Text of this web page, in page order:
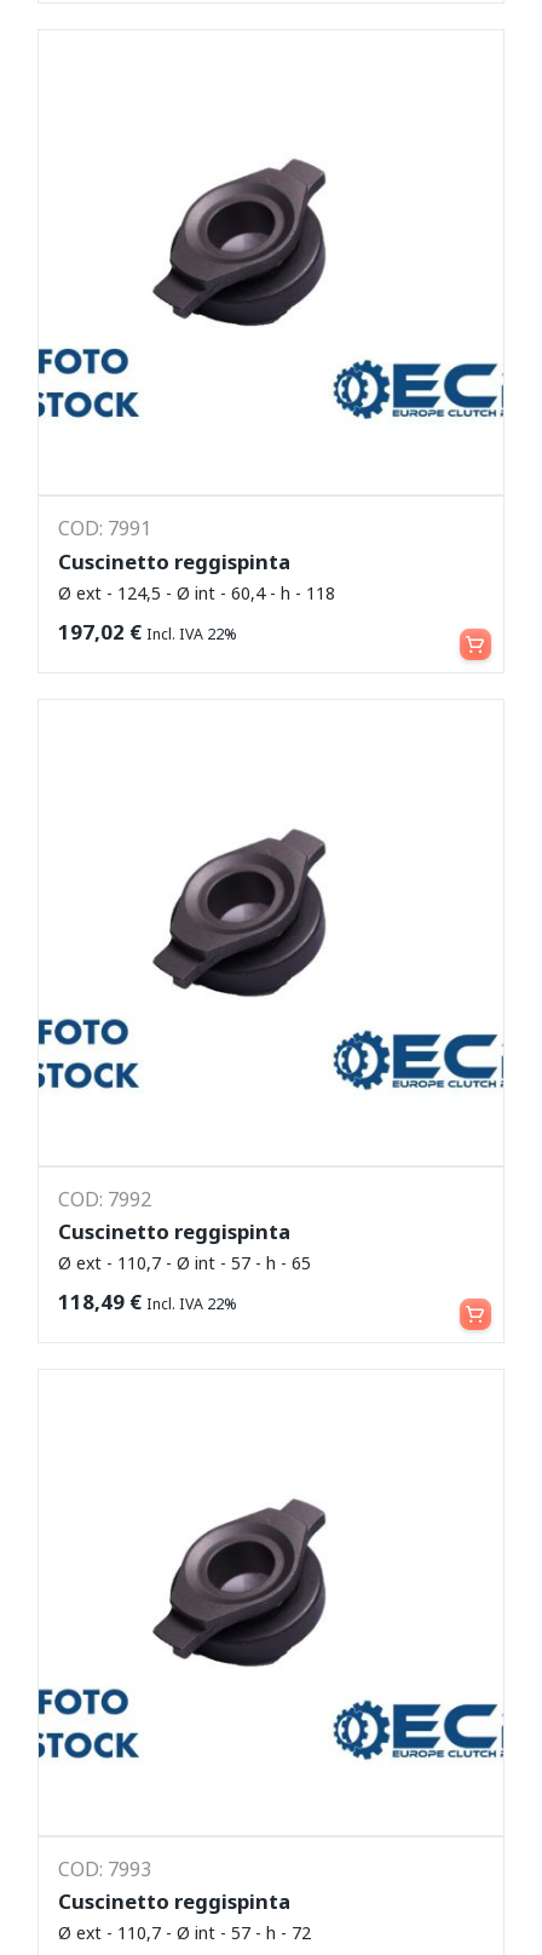
COD: 7991
Cuscinetto reggispinta
Ø ext - 124,5 - Ø int - 60,4 - h - 118
197,02 € Incl. IVA 22% Leggi tutto
COD: 7992
Cuscinetto reggispinta
Ø ext - 110,7 - Ø int - 57 - h - 65
118,49 € Incl. IVA 22% Leggi tutto
COD: 7993
Cuscinetto reggispinta
Ø ext - 110,7 - Ø int - 57 - h - 72